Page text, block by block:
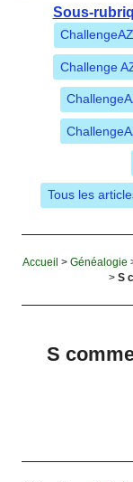
Sous-
Challenge
Tous les
Accueil > Généalogie
> S
S